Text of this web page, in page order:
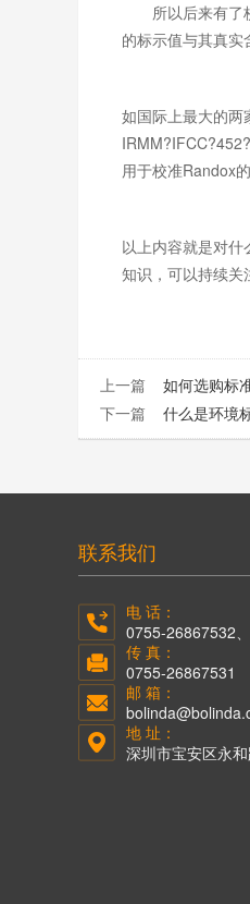
所以后来有了校
的标示值与其真实
如国际上最大的两
用于校准Randox
以上内容就是对
知识，可以持续关
上一篇 如何选购标
下一篇 什么是环境
联系我们
电 话：
0755-26867532
传 真：
0755-26867531
邮 箱：
地 址：
深圳市宝安区永